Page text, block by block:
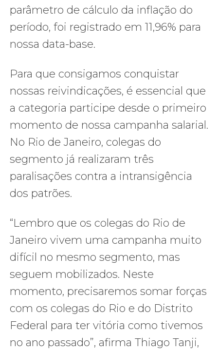
parâmetro de cálculo da inflação do
período, foi registrado em 11,96% para
nossa data-base.
Para que consigamos conquistar
nossas reivindicações, é essencial que
a categoria participe desde o primeiro
momento de nossa campanha salarial.
No Rio de Janeiro, colegas do
segmento já realizaram três
paralisações contra a intransigência
dos patrões.
“Lembro que os colegas do Rio de
Janeiro vivem uma campanha muito
difícil no mesmo segmento, mas
seguem mobilizados. Neste
momento, precisaremos somar forças
com os colegas do Rio e do Distrito
Federal para ter vitória como tivemos
no ano passado”, afirma Thiago Tanji,